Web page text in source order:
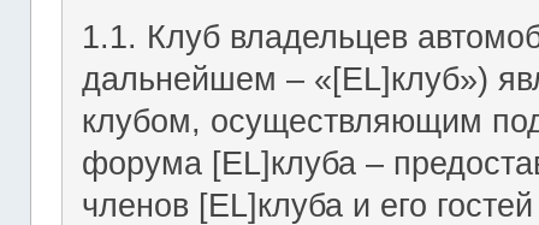
1.1. Клуб владельцев
дальнейшем – «[EL]клуб»)
клубом, осуществляющим
форума [EL]клуба –
членов [EL]клуба и его